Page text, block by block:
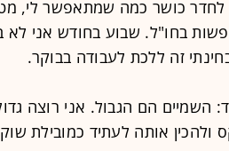
לחדר כושר כמה שמתאפשר לי,
בחו"ל. שבוע בחודש אני
זה ללכת לעבודה בבוקר.
השמיים הם הגבול. אני רוצה
ולהכין אותה לעתיד כמובילת